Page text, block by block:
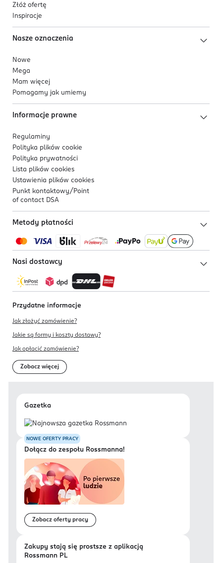
Złóż ofertę
Inspiracje
Nasze oznaczenia
Nowe
Mega
Mam więcej
Pomagamy jak umiemy
Informacje prawne
Regulaminy
Polityka plików cookie
Polityka prywatności
Lista plików cookies
Ustawienia plików cookies
Punkt kontaktowy/ Point
of contact DSA
Metody płatności
Nasi dostawcy
Przydatne informacje
Jak złożyć zamówienie?
Jakie są formy i koszty dostawy?
Jak opłacić zamówienie?
Zobacz więcej
Gazetka
NOWE OFERTY PRACY
Dołącz do zespołu Rossmanna!
Zobacz oferty pracy
Zakupy stają się prostsze z aplikacją
Rossmann PL